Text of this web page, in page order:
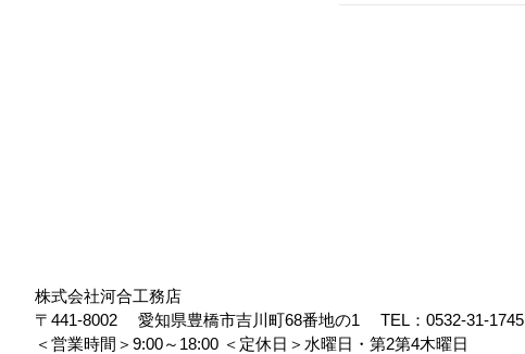
株式会社河合工務店
〒441-8002
愛知県豊橋市吉川町68番地の1 TEL： 0532-31-1745
＜営業時間＞9:00～18:00 ＜定休日＞水曜日・第2第4木曜日